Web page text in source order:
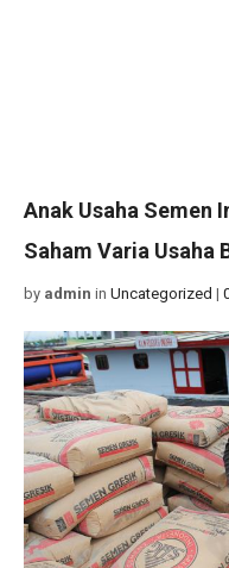
Anak Usaha Semen
Saham Varia Usaha
by admin in Uncategorized |